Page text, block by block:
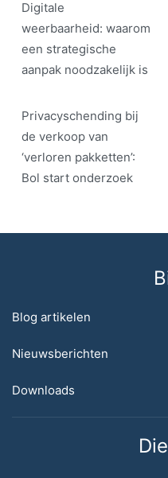
Digitale
weerbaarheid: waarom
een strategische
aanpak noodzakelijk is
Privacyschending bij
de verkoop van
‘verloren pakketten’:
Bol start onderzoek
Blog artikelen
Nieuwsberichten
Downloads